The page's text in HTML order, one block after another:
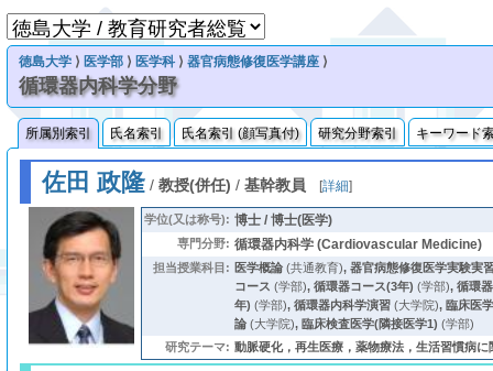
徳島大学 ⟩ 医学部 ⟩ 医学科 ⟩器官病態修復医学講座 ⟩
循環器内科学分野
所属別索引 氏名索引 氏名索引 (顔写真付) 研究分野索引 キーワード
佐田 政隆/ 教授(併任) / 基幹教員 [詳細]
学位(又は称号): 博士 / 博士(医学)
専門分野: 循環器内科学 (Cardiovascular Medicine)
担当授業科目: 医学概論(共通教育), 器官病態修復医学実験実
コース (学部), 循環器コース(3年) (学部), 循環
年) (学部), 循環器内科学演習(大学院), 臨床医
論(大学院), 臨床検査医学(隣接医学1) (学部)
研究テーマ: 動脈硬化，再生医療，薬物療法，生活習慣病に